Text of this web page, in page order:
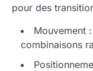
pour des
Mouvement
combinaisons